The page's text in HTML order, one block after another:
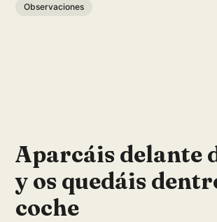
Observaciones
Aparcáis delante
y os quedáis
coche